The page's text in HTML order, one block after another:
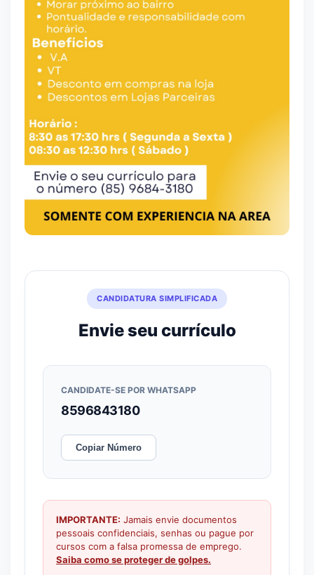
CANDIDATURA SIMPLIFICADA
Envie seu currículo
CANDIDATE-SE POR WHATSAPP
8596843180
Copiar Número
IMPORTANTE: Jamais envie documentos
pessoais confidenciais, senhas ou pague por
cursos com a falsa promessa de emprego.
Saiba como se proteger de golpes.